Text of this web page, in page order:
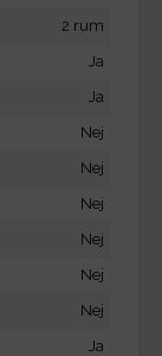
2 rum
Ja
Ja
Nej
Nej
Nej
Nej
Nej
Nej
Ja